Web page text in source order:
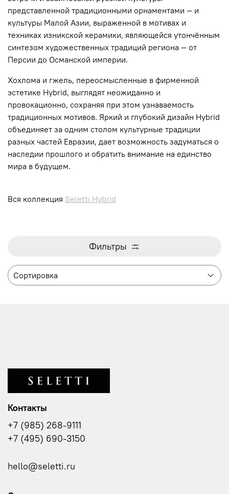
представленной традиционными орнаментами — и
культуры Малой Азии, выраженной в мотивах и
техниках изникской керамики, являющейся утончённым
синтезом художественных традиций региона — от
Персии до Османской империи.
Хохлома и гжель, переосмысленные в фирменной
эстетике Hybrid, выглядят неожиданно и
провокационно, сохраняя при этом узнаваемость
традиционных мотивов. Яркий и глубокий дизайн Hybrid
объединяет за одним столом культурные традиции
разных частей Евразии, дает возможность задуматься о
наследии прошлого и обратить внимание на единство
мира в будущем.
Вся коллекция Seletti Hybrid
Фильтры
Контакты
+7 (985) 268-9111
+7 (495) 690-3150
hello@seletti.ru